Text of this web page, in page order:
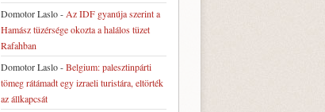
Domotor Laslo- Az IDF gyanúja szerint a
Hamász tüzérsége okozta a halálos tüzet
Rafahban
Domotor Laslo-Belgium: palesztinpárti
tömeg rátámadt egy izraeli turistára, eltörték
az állkapcsát